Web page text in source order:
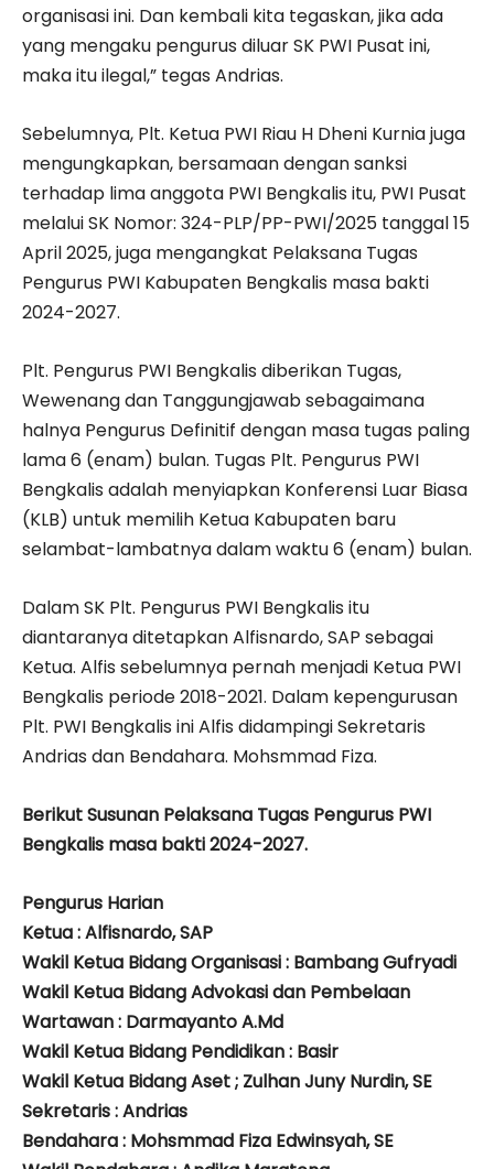
organisasi ini. Dan kembali kita tegaskan, jika ada
yang mengaku pengurus diluar SK PWI Pusat ini,
maka itu ilegal,” tegas Andrias.
Sebelumnya, Plt. Ketua PWI Riau H Dheni Kurnia juga
mengungkapkan, bersamaan dengan sanksi
terhadap lima anggota PWI Bengkalis itu, PWI Pusat
melalui SK Nomor: 324-PLP/PP-PWI/2025 tanggal 15
April 2025, juga mengangkat Pelaksana Tugas
Pengurus PWI Kabupaten Bengkalis masa bakti
2024-2027.
Plt. Pengurus PWI Bengkalis diberikan Tugas,
Wewenang dan Tanggungjawab sebagaimana
halnya Pengurus Definitif dengan masa tugas paling
lama 6 (enam) bulan. Tugas Plt. Pengurus PWI
Bengkalis adalah menyiapkan Konferensi Luar Biasa
(KLB) untuk memilih Ketua Kabupaten baru
selambat-lambatnya dalam waktu 6 (enam) bulan.
Dalam SK Plt. Pengurus PWI Bengkalis itu
diantaranya ditetapkan Alfisnardo, SAP sebagai
Ketua. Alfis sebelumnya pernah menjadi Ketua PWI
Bengkalis periode 2018-2021. Dalam kepengurusan
Plt. PWI Bengkalis ini Alfis didampingi Sekretaris
Andrias dan Bendahara. Mohsmmad Fiza.
Berikut Susunan Pelaksana Tugas Pengurus PWI
Bengkalis masa bakti 2024-2027.
Pengurus Harian
Ketua : Alfisnardo, SAP
Wakil Ketua Bidang Organisasi : Bambang Gufryadi
Wakil Ketua Bidang Advokasi dan Pembelaan
Wartawan : Darmayanto A.Md
Wakil Ketua Bidang Pendidikan : Basir
Wakil Ketua Bidang Aset ; Zulhan Juny Nurdin, SE
Sekretaris : Andrias
Bendahara : Mohsmmad Fiza Edwinsyah, SE